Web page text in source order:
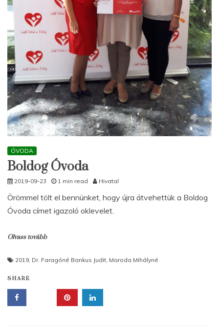
ÓVODA
Boldog Óvoda
2019-09-23 1 min read Hivatal
Örömmel tölt el bennünket, hogy újra átvehettük a Boldog
Óvoda címet igazoló oklevelet.
Olvass tovább
2019 Dr. Faragóné Bankus Judit Maroda Mihályné
SHARE